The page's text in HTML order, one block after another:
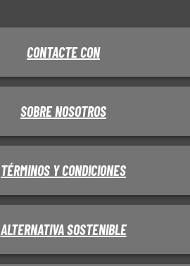
CONTACTE CON
SOBRE NOSOTROS
TÉRMINOS Y CONDICIONES
ALTERNATIVA SOSTENIBLE